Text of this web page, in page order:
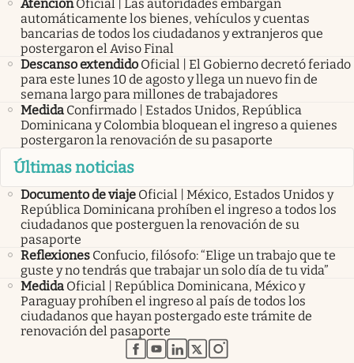
Atención Oficial | Las autoridades embargan
automáticamente los bienes, vehículos y cuentas
bancarias de todos los ciudadanos y extranjeros que
postergaron el Aviso Final
Descanso extendido Oficial | El Gobierno decretó feriado
para este lunes 10 de agosto y llega un nuevo fin de
semana largo para millones de trabajadores
Medida Confirmado | Estados Unidos, República
Dominicana y Colombia bloquean el ingreso a quienes
postergaron la renovación de su pasaporte
Últimas noticias
Documento de viaje Oficial | México, Estados Unidos y
República Dominicana prohíben el ingreso a todos los
ciudadanos que posterguen la renovación de su
pasaporte
Reflexiones Confucio, filósofo: “Elige un trabajo que te
guste y no tendrás que trabajar un solo día de tu vida”
Medida Oficial | República Dominicana, México y
Paraguay prohíben el ingreso al país de todos los
ciudadanos que hayan postergado este trámite de
renovación del pasaporte
abre en nueva pestaña
abre en nueva pestaña
abre en nueva pestaña
abre en nueva pestaña
abre en nueva pestaña